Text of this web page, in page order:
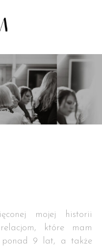
mojej historii
które mam
ponad 9 lat, a także